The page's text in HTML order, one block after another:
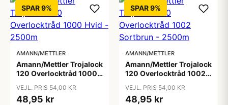
SPAR 9%
AMANN/METTLER
Amann/Mettler Trojalock
120 Overlocktråd 1000
VEJL. PRIS 54,00 KR
48,95 kr
SPAR 9%
AMANN/METTLER
Amann/Mettler Trojalock
120 Overlocktråd 1002
VEJL. PRIS 54,00 KR
48,95 kr